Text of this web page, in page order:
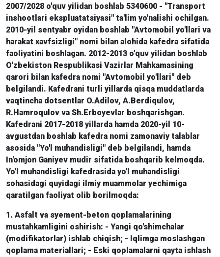
2007/2028 o'quv yilidan boshlab 5340600 - "Transport
inshootlari ekspluatatsiyasi" ta'lim yo'nalishi ochilgan.
2010-yil sentyabr oyidan boshlab "Avtomobil yo'llari va
harakat xavfsizligi" nomi bilan alohida kafedra sifatida
faoliyatini boshlagan. 2012-2013 o'quv yilidan boshlab
O'zbekiston Respublikasi Vazirlar Mahkamasining
qarori bilan kafedra nomi "Avtomobil yo'llari" deb
belgilandi. Kafedrani turli yillarda qisqa muddatlarda
vaqtincha dotsentlar O.Adilov, A.Berdiqulov,
R.Hamroqulov va Sh.Erboyevlar boshqarishgan.
Kafedrani 2017-2018 yillarda hamda 2020-yil 10-
avgustdan boshlab kafedra nomi zamonaviy talablar
asosida "Yo'l muhandisligi" deb belgilandi, hamda
In'omjon Ganiyev mudir sifatida boshqarib kelmoqda.
Yo'l muhandisligi kafedrasida yo'l muhandisligi
sohasidagi quyidagi ilmiy muammolar yechimiga
qaratilgan faoliyat olib borilmoqda:
1. Asfalt va syement-beton qoplamalarining
mustahkamligini oshirish: - Yangi qo'shimchalar
(modifikatorlar) ishlab chiqish; - Iqlimga moslashgan
qoplama materiallari; - Eski qoplamalarni qayta ishlash